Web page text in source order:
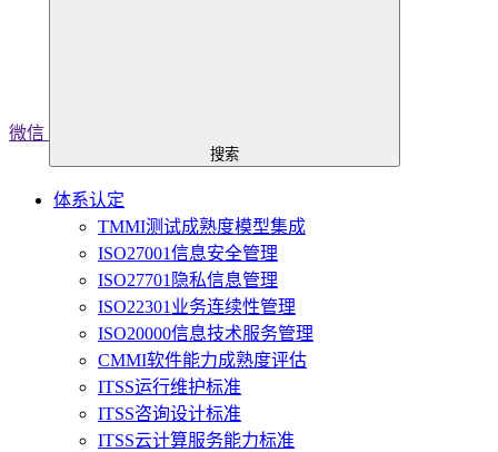
微信
搜索
体系认定
TMMI测试成熟度模型集成
ISO27001信息安全管理
ISO27701隐私信息管理
ISO22301业务连续性管理
ISO20000信息技术服务管理
CMMI软件能力成熟度评估
ITSS运行维护标准
ITSS咨询设计标准
ITSS云计算服务能力标准